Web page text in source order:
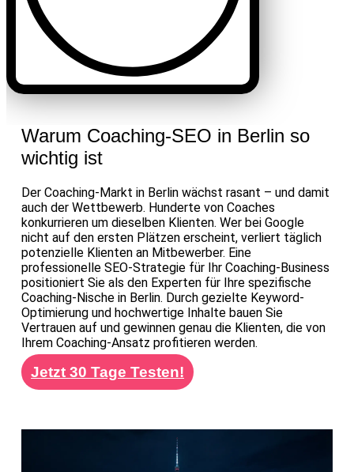
Warum Coaching-SEO in Berlin so
wichtig ist
Der Coaching-Markt in Berlin wächst rasant – und damit
auch der Wettbewerb. Hunderte von Coaches
konkurrieren um dieselben Klienten. Wer bei Google
nicht auf den ersten Plätzen erscheint, verliert täglich
potenzielle Klienten an Mitbewerber. Eine
professionelle SEO-Strategie für Ihr Coaching-Business
positioniert Sie als den Experten für Ihre spezifische
Coaching-Nische in Berlin. Durch gezielte Keyword-
Optimierung und hochwertige Inhalte bauen Sie
Vertrauen auf und gewinnen genau die Klienten, die von
Ihrem Coaching-Ansatz profitieren werden.
Jetzt 30 Tage Testen!